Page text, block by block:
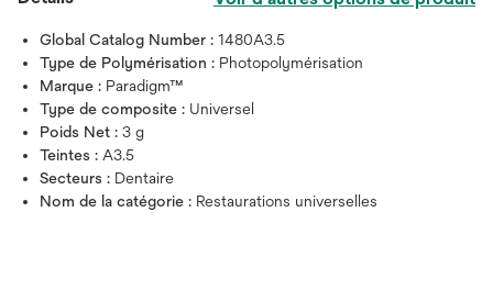
Global Catalog Number : 1480A3.5
Type de Polymérisation : Photopolymérisation
Marque : Paradigm™
Type de composite : Universel
Poids Net : 3 g
Teintes : A3.5
Secteurs : Dentaire
Nom de la catégorie : Restaurations universelles